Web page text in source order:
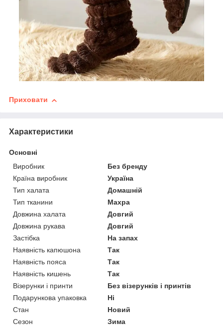
Приховати
Характеристики
Основні
Виробник
Без бренду
Країна виробник
Україна
Тип халата
Домашній
Тип тканини
Махра
Довжина халата
Довгий
Довжина рукава
Довгий
Застібка
На запах
Наявність капюшона
Так
Наявність пояса
Так
Наявність кишень
Так
Візерунки і принти
Без візерунків і принтів
Подарункова упаковка
Ні
Стан
Новий
Сезон
Зима